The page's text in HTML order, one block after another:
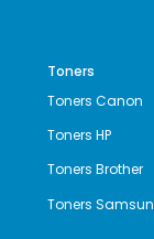
Toners
Toners Canon
Toners HP
Toners Brother
Toners